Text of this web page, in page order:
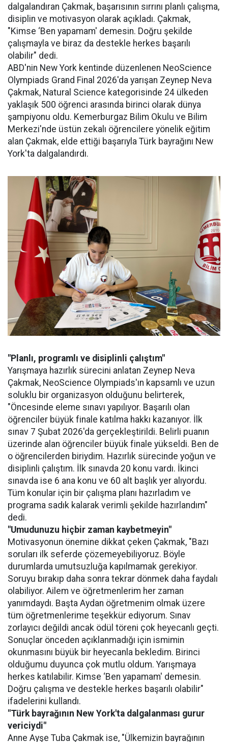
dalgalandıran Çakmak, başarısının sırrını planlı çalışma,
disiplin ve motivasyon olarak açıkladı. Çakmak,
"Kimse ‘Ben yapamam' demesin. Doğru şekilde
çalışmayla ve biraz da destekle herkes başarılı
olabilir" dedi.
ABD'nin New York kentinde düzenlenen NeoScience
Olympiads Grand Final 2026'da yarışan Zeynep Neva
Çakmak, Natural Science kategorisinde 24 ülkeden
yaklaşık 500 öğrenci arasında birinci olarak dünya
şampiyonu oldu. Kemerburgaz Bilim Okulu ve Bilim
Merkezi'nde üstün zekalı öğrencilere yönelik eğitim
alan Çakmak, elde ettiği başarıyla Türk bayrağını New
York'ta dalgalandırdı.
"Planlı, programlı ve disiplinli çalıştım"
Yarışmaya hazırlık sürecini anlatan Zeynep Neva
Çakmak, NeoScience Olympiads'ın kapsamlı ve uzun
soluklu bir organizasyon olduğunu belirterek,
"Öncesinde eleme sınavı yapılıyor. Başarılı olan
öğrenciler büyük finale katılma hakkı kazanıyor. İlk
sınav 7 Şubat 2026'da gerçekleştirildi. Belirli puanın
üzerinde alan öğrenciler büyük finale yükseldi. Ben de
o öğrencilerden biriydim. Hazırlık sürecinde yoğun ve
disiplinli çalıştım. İlk sınavda 20 konu vardı. İkinci
sınavda ise 6 ana konu ve 60 alt başlık yer alıyordu.
Tüm konular için bir çalışma planı hazırladım ve
programa sadık kalarak verimli şekilde hazırlandım"
dedi.
"Umudunuzu hiçbir zaman kaybetmeyin"
Motivasyonun önemine dikkat çeken Çakmak, "Bazı
soruları ilk seferde çözemeyebiliyoruz. Böyle
durumlarda umutsuzluğa kapılmamak gerekiyor.
Soruyu bırakıp daha sonra tekrar dönmek daha faydalı
olabiliyor. Ailem ve öğretmenlerim her zaman
yanımdaydı. Başta Aydan öğretmenim olmak üzere
tüm öğretmenlerime teşekkür ediyorum. Sınav
zorlayıcı değildi ancak ödül töreni çok heyecanlı geçti.
Sonuçlar önceden açıklanmadığı için ismimin
okunmasını büyük bir heyecanla bekledim. Birinci
olduğumu duyunca çok mutlu oldum. Yarışmaya
herkes katılabilir. Kimse ‘Ben yapamam' demesin.
Doğru çalışma ve destekle herkes başarılı olabilir"
ifadelerini kullandı.
"Türk bayrağının New York'ta dalgalanması gurur
vericiydi"
Anne Ayşe Tuba Çakmak ise, "Ülkemizin bayrağının